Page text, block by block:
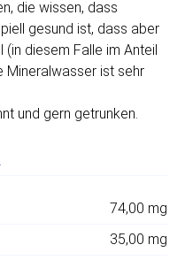
die wissen, dass
gesund ist, dass aber
diesem Falle im Anteil
Mineralwasser ist sehr
und gern getrunken.
74,00 mg
35,00 mg